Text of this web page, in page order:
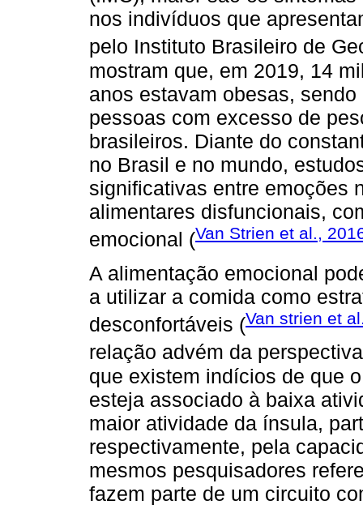
nos indivíduos que
pelo Instituto Brasileiro de
mostram que, em 2019, 14
anos estavam obesas,
pessoas com excesso de
brasileiros. Diante do
no Brasil e no mundo,
significativas entre emoções
alimentares disfuncionais,
emocional (Van Strien et al.,
A alimentação emocional
a utilizar a comida como
desconfortáveis (Van strien et
relação advém da
que existem indícios de que
esteja associado à baixa
maior atividade da ínsula,
respectivamente, pela
mesmos pesquisadores
fazem parte de um circuito